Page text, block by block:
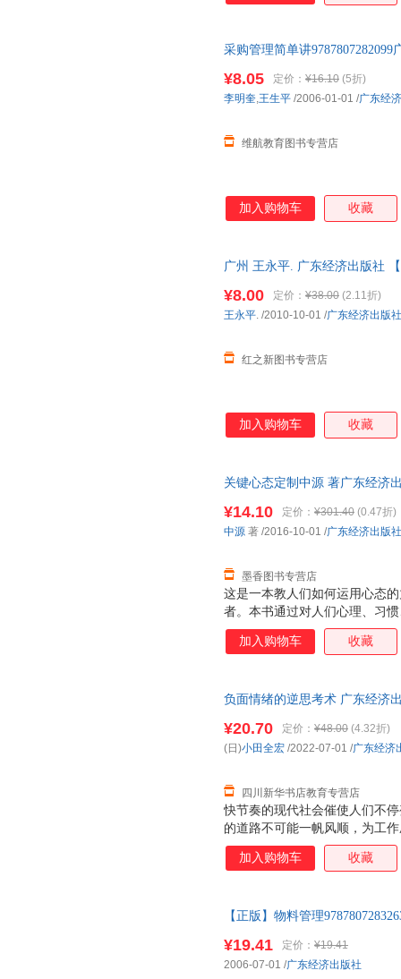
采购管理简单讲
¥8.05 定价： ¥16.10 (5折)
维航教育图书专营店
李明奎,王生平 /2006-01-01 /广东经
加入购物车 收藏
广州 王永平. 广东经济出版社
¥8.00 定价： ¥38.00 (2.11折)
红之新图书专营店
王永平. /2010-10-01 /广东经济出版社
加入购物车 收藏
关键心态定制中源 著广东经济
这是一本教人们如何运用心态
者。本书通过对人们心理、习
了我们人生的成败，并提出了
能量。社会的飞速发展和经济
一个内心强大的人才是真正的
¥14.10 定价： ¥301.40 (0.47折)
墨香图书专营店
中源 著 /2016-10-01 /广东经济出版社
加入购物车 收藏
负面情绪的逆思考术 广东经济
快节奏的现代社会催使人们不
的道路不可能一帆风顺，为工
活而焦虑.....一连串问题压得社
安”“失落”等一系列“丧”情绪
法”，正是如今在“快时代”下
日常生活、工作中遇到的情绪
骤”“五大方法”锻炼、调教大脑
¥20.70 定价： ¥48.00 (4.32折)
四川新华书店教育专营店
(日)小田全宏 /2022-07-01 /广东经济
加入购物车 收藏
【正版】物料管理
¥19.41 定价： ¥19.41
2006-07-01 /广东经济出版社